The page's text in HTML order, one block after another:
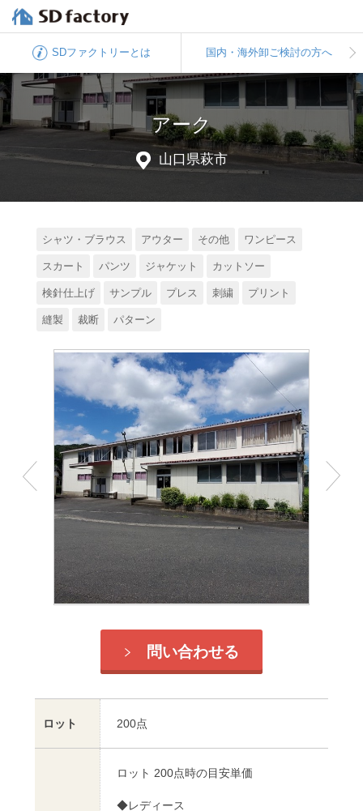
SDファクトリー とは 国内・海外卸ご検討の方へ
アーク
山口県萩市
シャツ・ブラウス アウター その他 ワンピース
スカート パンツ ジャケット カットソー
検針仕上げ サンプル プレス 刺繍 プリント
縫製 裁断 パターン
問い合わせる
ロット 200点
ロット 200点時の目安単価
◆レディース